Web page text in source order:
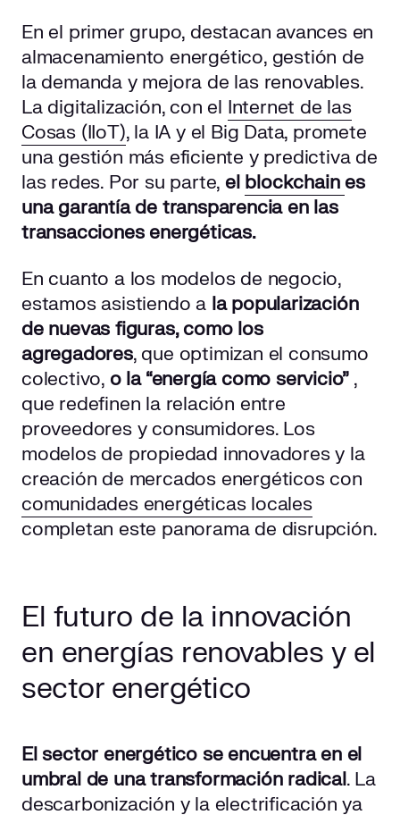
En el primer grupo, destacan avances en
almacenamiento energético, gestión de
la demanda y mejora de las renovables.
La digitalización, con el Internet de las
Cosas (IIoT), la IA y el Big Data, promete
una gestión más eficiente y predictiva de
las redes. Por su parte, el blockchain es
una garantía de transparencia en las
transacciones energéticas.
En cuanto a los modelos de negocio,
estamos asistiendo a la popularización
de nuevas figuras, como los
agregadores, que optimizan el consumo
colectivo, o la “energía como servicio” ,
que redefinen la relación entre
proveedores y consumidores. Los
modelos de propiedad innovadores y la
creación de mercados energéticos con
comunidades energéticas locales
completan este panorama de disrupción.
El futuro de la innovación
en energías renovables y el
sector energético
El sector energético se encuentra en el
umbral de una transformación radical. La
descarbonización y la electrificación ya